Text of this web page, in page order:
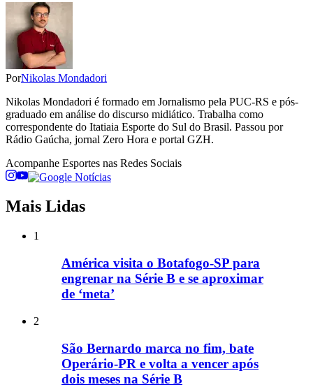
PorNikolas Mondadori
Nikolas Mondadori é formado em Jornalismo pela PUC-RS e pós-
graduado em análise do discurso midiático. Trabalha como
correspondente do Itatiaia Esporte do Sul do Brasil. Passou por
Rádio Gaúcha, jornal Zero Hora e portal GZH.
Acompanhe Esportes nas Redes Sociais
Mais Lidas
1
América visita o Botafogo-SP para
engrenar na Série B e se aproximar
de ‘meta’
2
São Bernardo marca no fim, bate
Operário-PR e volta a vencer após
dois meses na Série B